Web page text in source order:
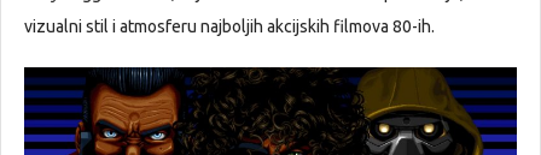
vizualni stil i atmosferu najboljih akcijskih filmova 80-ih.